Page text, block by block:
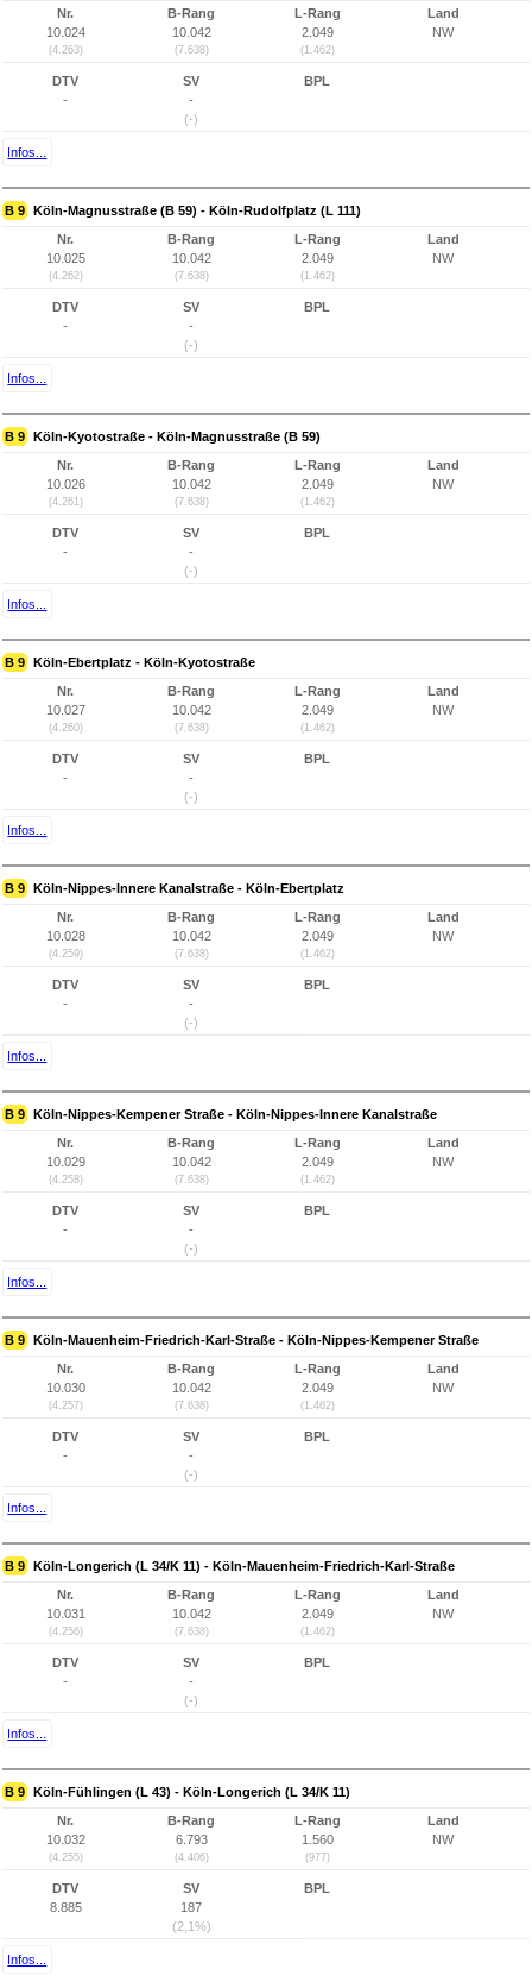
Nr.
10.024
(4.263)
B-Rang
10.042
(7.638)
L-Rang
2.049
(1.462)
Land
NW
DTV
-
SV
-
(-)
BPL
Infos...
B 9 Köln-Magnusstraße (B 59) - Köln-Rudolfplatz (L 111)
Nr.
10.025
(4.262)
B-Rang
10.042
(7.638)
L-Rang
2.049
(1.462)
Land
NW
DTV
-
SV
-
(-)
BPL
Infos...
B 9 Köln-Kyotostraße - Köln-Magnusstraße (B 59)
Nr.
10.026
(4.261)
B-Rang
10.042
(7.638)
L-Rang
2.049
(1.462)
Land
NW
DTV
-
SV
-
(-)
BPL
Infos...
B 9 Köln-Ebertplatz - Köln-Kyotostraße
Nr.
10.027
(4.260)
B-Rang
10.042
(7.638)
L-Rang
2.049
(1.462)
Land
NW
DTV
-
SV
-
(-)
BPL
Infos...
B 9 Köln-Nippes-Innere Kanalstraße - Köln-Ebertplatz
Nr.
10.028
(4.259)
B-Rang
10.042
(7.638)
L-Rang
2.049
(1.462)
Land
NW
DTV
-
SV
-
(-)
BPL
Infos...
B 9 Köln-Nippes-Kempener Straße - Köln-Nippes-Innere Kanalstraße
Nr.
10.029
(4.258)
B-Rang
10.042
(7.638)
L-Rang
2.049
(1.462)
Land
NW
DTV
-
SV
-
(-)
BPL
Infos...
B 9 Köln-Mauenheim-Friedrich-Karl-Straße - Köln-Nippes-Kempener Straße
Nr.
10.030
(4.257)
B-Rang
10.042
(7.638)
L-Rang
2.049
(1.462)
Land
NW
DTV
-
SV
-
(-)
BPL
Infos...
B 9 Köln-Longerich (L 34/K 11) - Köln-Mauenheim-Friedrich-Karl-Straße
Nr.
10.031
(4.256)
B-Rang
10.042
(7.638)
L-Rang
2.049
(1.462)
Land
NW
DTV
-
SV
-
(-)
BPL
Infos...
B 9 Köln-Fühlingen (L 43) - Köln-Longerich (L 34/K 11)
Nr.
10.032
(4.255)
B-Rang
6.793
(4.406)
L-Rang
1.560
(977)
Land
NW
DTV
8.885
SV
187
(2,1%)
BPL
Infos...